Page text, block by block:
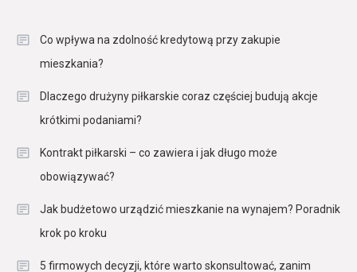
Co wpływa na zdolność kredytową przy zakupie
mieszkania?
Dlaczego drużyny piłkarskie coraz częściej budują akcje
krótkimi podaniami?
Kontrakt piłkarski – co zawiera i jak długo może
obowiązywać?
Jak budżetowo urządzić mieszkanie na wynajem? Poradnik
krok po kroku
5 firmowych decyzji, które warto skonsultować, zanim